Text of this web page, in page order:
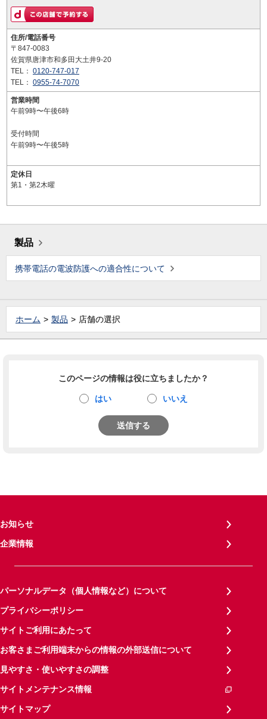
住所/電話番号
〒847-0083
佐賀県唐津市和多田大土井9-20
TEL： 0120-747-017
TEL： 0955-74-7070
営業時間
午前9時〜午後6時
受付時間
午前9時〜午後5時
定休日
第1・第2木曜
製品
携帯電話の電波防護への適合性について
ホーム 製品 店舗の選択
このページの情報は役に立ちましたか？
はい いいえ
送信する
お知らせ
企業情報
パーソナルデータ（個人情報など）について
プライバシーポリシー
サイトご利用にあたって
お客さまご利用端末からの情報の外部送信について
見やすさ・使いやすさの調整
サイトメンテナンス情報
サイトマップ